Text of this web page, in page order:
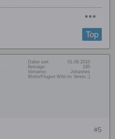
Top
Dabei seit:
01.09.2010
Beiträge:
185
Vorname:
Johannes
Wohn/Flugort:Wild im Verein ;)
#5